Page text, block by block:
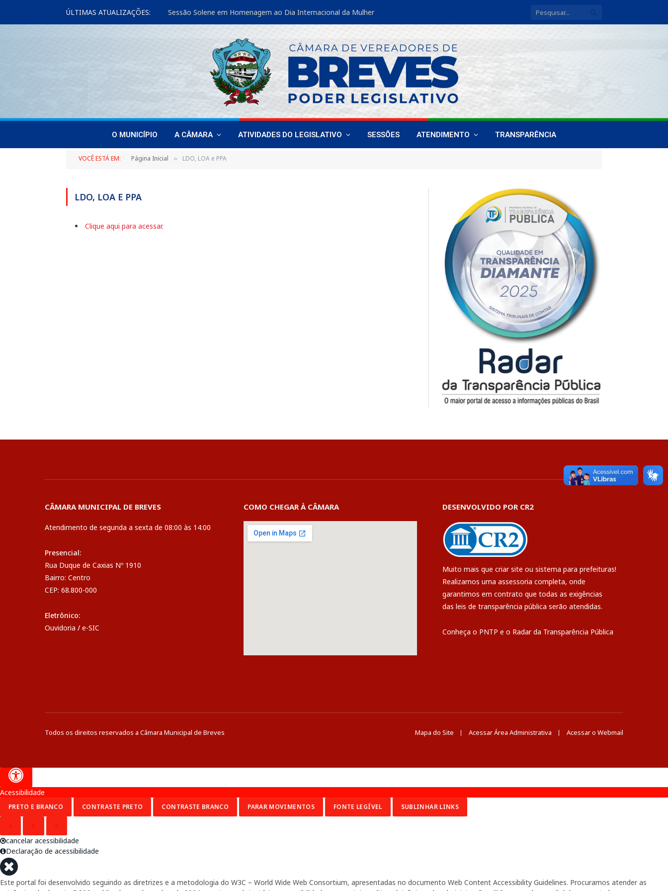
ÚLTIMAS ATUALIZAÇÕES: Sessão Solene em Homenagem ao Dia Internacional da Mulher
O MUNICÍPIO A CÂMARA ATIVIDADES DO LEGISLATIVO SESSÕES ATENDIMENTO TRANSPARÊNCIA
VOCÊ ESTÁ EM: Página Inicial » LDO, LOA e PPA
LDO, LOA E PPA
Clique aqui para acessar.
CÂMARA MUNICIPAL DE BREVES
Atendimento de segunda a sexta de 08:00 às 14:00
Presencial:
Rua Duque de Caxias Nº 1910
Bairro: Centro
CEP: 68.800-000
Eletrônico:
Ouvidoria / e-SIC
COMO CHEGAR À CÂMARA DESENVOLVIDO POR CR2
Muito mais que criar site ou sistema para prefeituras!
Realizamos uma assessoria completa, onde
garantimos em contrato que todas as exigências
das leis de transparência pública serão atendidas.
Conheça o PNTP e o Radar da Transparência Pública
Todos os direitos reservados a Câmara Municipal de Breves Mapa do Site Acessar Área Administrativa Acessar o Webmail
Acessibilidade
PRETO E BRANCO CONTRASTE PRETO CONTRASTE BRANCO PARAR MOVIMENTOS FONTE LEGÍVEL SUBLINHAR LINKS
cancelar acessibilidade
Declaração de acessibilidade
Este portal foi desenvolvido seguindo as diretrizes e a metodologia do W3C – World Wide Web Consortium, apresentadas no documento Web Content Accessibility Guidelines. Procuramos atender as